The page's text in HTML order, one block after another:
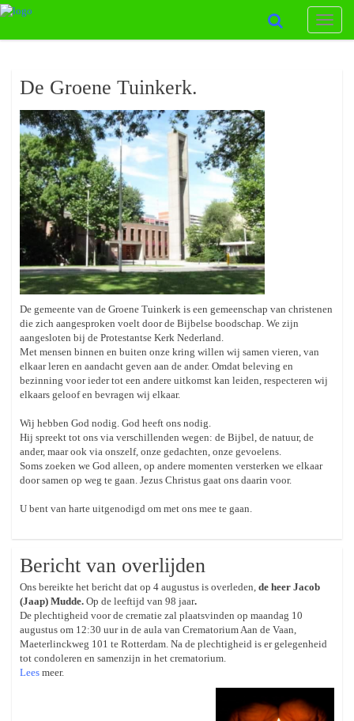
Toggle
De Groene Tuinkerk.
De gemeente van de Groene Tuinkerk is een gemeenschap van christenen
die zich aangesproken voelt door de Bijbelse boodschap. We zijn
aangesloten bij de Protestantse Kerk Nederland.
Met mensen binnen en buiten onze kring willen wij samen vieren, van
elkaar leren en aandacht geven aan de ander. Omdat beleving en
bezinning voor ieder tot een andere uitkomst kan leiden, respecteren wij
elkaars geloof en bevragen wij elkaar.
Wij hebben God nodig. God heeft ons nodig.
Hij spreekt tot ons via verschillenden wegen: de Bijbel, de natuur, de
ander, maar ook via onszelf, onze gedachten, onze gevoelens.
Soms zoeken we God alleen, op andere momenten versterken we elkaar
door samen op weg te gaan. Jezus Christus gaat ons daarin voor.
U bent van harte uitgenodigd om met ons mee te gaan.
Bericht van overlijden
Ons bereikte het bericht dat op 4 augustus is overleden,de heer Jacob
(Jaap) Mudde.Op de leeftijd van 98 jaar.
De plechtigheid voor de crematie zal plaatsvinden op maandag 10
augustus om 12:30 uur in de aula van Crematorium Aan de Vaan,
Maeterlinckweg 101 te Rotterdam. Na de plechtigheid is er gelegenheid
tot condoleren en samenzijn in het crematorium.
Lees meer.